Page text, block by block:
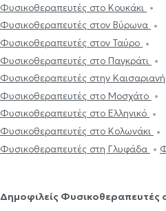
Φυσικοθεραπευτές στο Κουκάκι
Φυσικοθεραπευτές στον Βύρωνα
Φυσικοθεραπευτές στον Ταύρο
Φυσικοθεραπευτές στο Παγκράτι
Φυσικοθεραπευτές στην Καισαριανή
Φυσικοθεραπευτές στο Μοσχάτο
Φυσικοθεραπευτές στο Ελληνικό
Φυσικοθεραπευτές στο Κολωνάκι
Φυσικοθεραπευτές στη Γλυφάδα
Δημοφιλείς Φυσικοθεραπευτές